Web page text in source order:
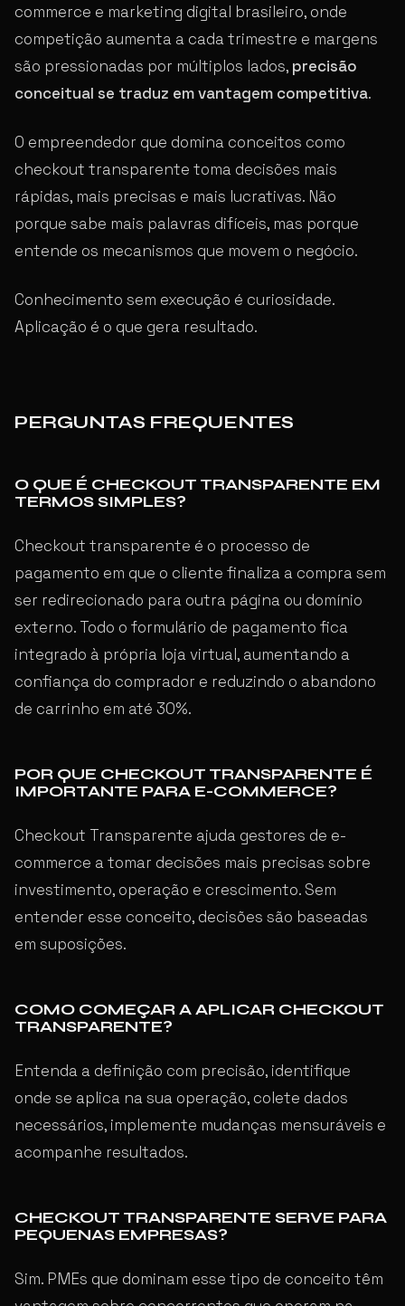
commerce e marketing digital brasileiro, onde
competição aumenta a cada trimestre e margens
são pressionadas por múltiplos lados, precisão
conceitual se traduz em vantagem competitiva.
O empreendedor que domina conceitos como
checkout transparente toma decisões mais
rápidas, mais precisas e mais lucrativas. Não
porque sabe mais palavras difíceis, mas porque
entende os mecanismos que movem o negócio.
Conhecimento sem execução é curiosidade.
Aplicação é o que gera resultado.
PERGUNTAS FREQUENTES
O QUE É CHECKOUT TRANSPARENTE EM
TERMOS SIMPLES?
Checkout transparente é o processo de
pagamento em que o cliente finaliza a compra sem
ser redirecionado para outra página ou domínio
externo. Todo o formulário de pagamento fica
integrado à própria loja virtual, aumentando a
confiança do comprador e reduzindo o abandono
de carrinho em até 30%.
POR QUE CHECKOUT TRANSPARENTE É
IMPORTANTE PARA E-COMMERCE?
Checkout Transparente ajuda gestores de e-
commerce a tomar decisões mais precisas sobre
investimento, operação e crescimento. Sem
entender esse conceito, decisões são baseadas
em suposições.
COMO COMEÇAR A APLICAR CHECKOUT
TRANSPARENTE?
Entenda a definição com precisão, identifique
onde se aplica na sua operação, colete dados
necessários, implemente mudanças mensuráveis e
acompanhe resultados.
CHECKOUT TRANSPARENTE SERVE PARA
PEQUENAS EMPRESAS?
Sim. PMEs que dominam esse tipo de conceito têm